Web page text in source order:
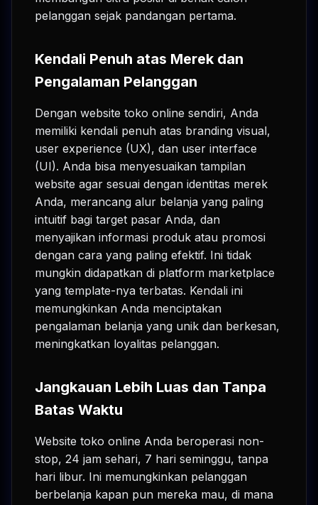
pelanggan sejak pandangan pertama.
Kendali Penuh atas Merek dan
Pengalaman Pelanggan
Dengan website toko online sendiri, Anda
memiliki kendali penuh atas branding visual,
user experience (UX), dan user interface
(UI). Anda bisa menyesuaikan tampilan
website agar sesuai dengan identitas merek
Anda, merancang alur belanja yang paling
intuitif bagi target pasar Anda, dan
menyajikan informasi produk atau promosi
dengan cara yang paling efektif. Ini tidak
mungkin didapatkan di platform marketplace
yang template-nya terbatas. Kendali ini
memungkinkan Anda menciptakan
pengalaman belanja yang unik dan berkesan,
meningkatkan loyalitas pelanggan.
Jangkauan Lebih Luas dan Tanpa
Batas Waktu
Website toko online Anda beroperasi non-
stop, 24 jam sehari, 7 hari seminggu, tanpa
hari libur. Ini memungkinkan pelanggan
berbelanja kapan pun mereka mau, di mana